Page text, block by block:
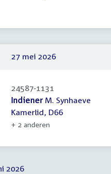
27 mei 2026
24587-1131
IndienerM. Synhaeve
Kamerlid, D66
+ 2 anderen
2026